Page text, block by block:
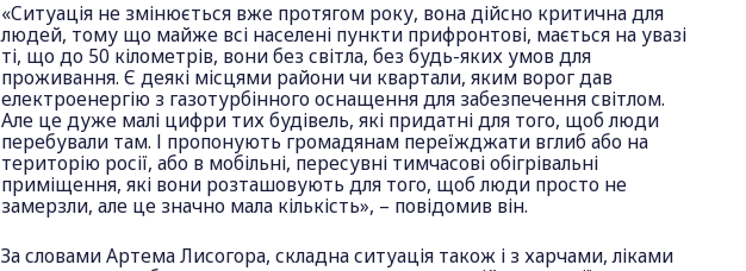
«Ситуація не змінюється вже протягом року, вона дійсно критична для
людей, тому що майже всі населені пункти прифронтові, мається на увазі
ті, що до 50 кілометрів, вони без світла, без будь-яких умов для
проживання. Є деякі місцями райони чи квартали, яким ворог дав
електроенергію з газотурбінного оснащення для забезпечення світлом.
Але це дуже малі цифри тих будівель, які придатні для того, щоб люди
перебували там. І пропонують громадянам переїжджати вглиб або на
територію росії, або в мобільні, пересувні тимчасові обігрівальні
приміщення, які вони розташовують для того, щоб люди просто не
замерзли, але це значно мала кількість», – повідомив він.
За словами Артема Лисогора, складна ситуація також і з харчами, ліками